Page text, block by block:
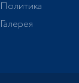
Политика
Галерея